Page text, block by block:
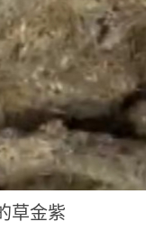
碎后